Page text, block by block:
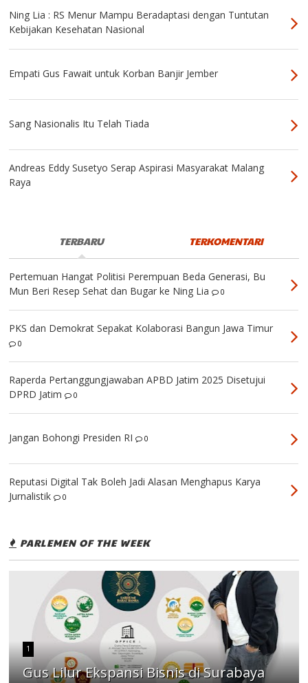
Ning Lia : RS Menur Mampu Beradaptasi dengan Tuntutan
Kebijakan Kesehatan Nasional
Empati Gus Fawait untuk Korban Banjir Jember
Sang Nasionalis Itu Telah Tiada
Andreas Eddy Susetyo Serap Aspirasi Masyarakat Malang
Raya
TERBARU TERKOMENTARI
Pertemuan Hangat Politisi Perempuan Beda Generasi, Bu
Mun Beri Resep Sehat dan Bugar ke Ning Lia
0
PKS dan Demokrat Sepakat Kolaborasi Bangun Jawa Timur
0
Raperda Pertanggungjawaban APBD Jatim 2025 Disetujui
DPRD Jatim
0
Jangan Bohongi Presiden RI 0
Reputasi Digital Tak Boleh Jadi Alasan Menghapus Karya
Jurnalistik
0
PARLEMEN OF THE WEEK
1
Gus Lilur Ekspansi Bisnis di Surabaya